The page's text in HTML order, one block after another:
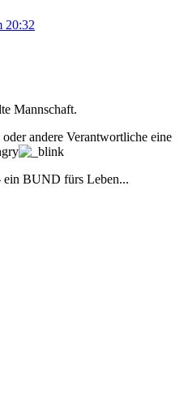
20:32
Mannschaft.
andere Verantwortliche eine
ein BUND fürs Leben...